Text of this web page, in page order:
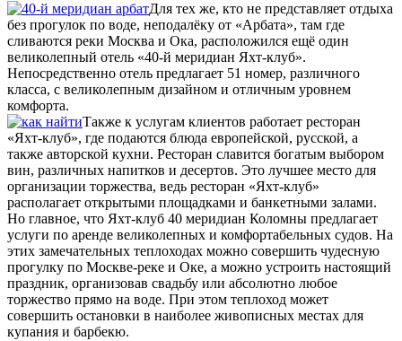
Для тех же, кто не представляет отдыха
без прогулок по воде, неподалёку от «Арбата», там где
сливаются реки Москва и Ока, расположился ещё один
великолепный отель «40-й меридиан Яхт-клуб».
Непосредственно отель предлагает 51 номер, различного
класса, с великолепным дизайном и отличным уровнем
комфорта.
Также к услугам клиентов работает ресторан
«Яхт-клуб», где подаются блюда европейской, русской, а
также авторской кухни. Ресторан славится богатым выбором
вин, различных напитков и десертов. Это лучшее место для
организации торжества, ведь ресторан «Яхт-клуб»
располагает открытыми площадками и банкетными залами.
Но главное, что Яхт-клуб 40 меридиан Коломны предлагает
услуги по аренде великолепных и комфортабельных судов. На
этих замечательных теплоходах можно совершить чудесную
прогулку по Москве-реке и Оке, а можно устроить настоящий
праздник, организовав свадьбу или абсолютно любое
торжество прямо на воде. При этом теплоход может
совершить остановки в наиболее живописных местах для
купания и барбекю.